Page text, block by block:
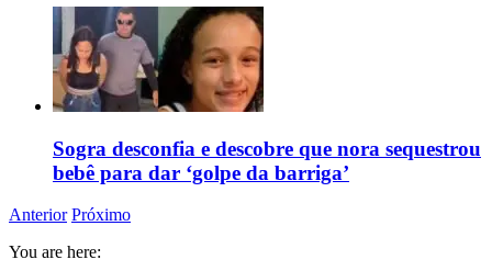
Sogra desconfia e descobre que nora sequestrou
bebê para dar ‘golpe da barriga’
Anterior Próximo
You are here: